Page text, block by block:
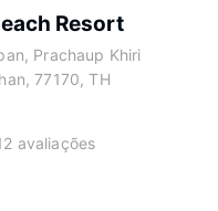
Resort
Prachaup Khiri
77170, TH
avaliações